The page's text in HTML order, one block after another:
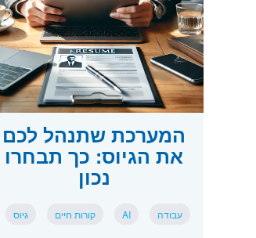
המערכת שתנהל לכם
את הגיוס: כך תבחרו
נכון
עבודה AI קורות חיים גיוס